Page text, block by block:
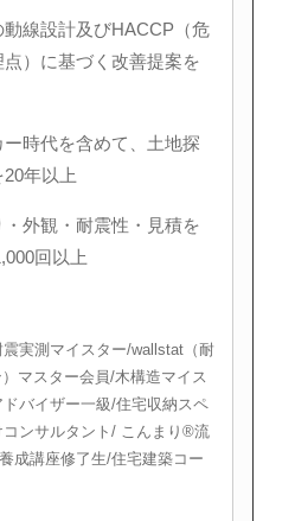
動線設計及びHACCP（危
）に基づく改善提案を
ー時代を含めて、土地探
年以上
・外観・耐震性・見積を
回以上
実測マイスター/wallstat（耐
マスター会員/木構造マイス
バイザー一級/住宅収納スペ
ンサルタント/ こんまり®︎流
成講座修了生/住宅建築コー